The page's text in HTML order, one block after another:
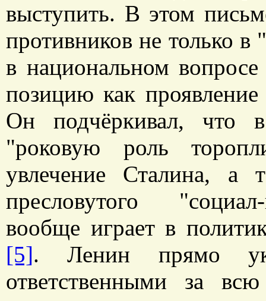
выступить. В этом
противников не только
в национальном
позицию как
Он подчёркивал, что
"роковую роль
увлечение Сталина, а
пресловутого
вообще играет в
[5]. Ленин прямо
ответственными за